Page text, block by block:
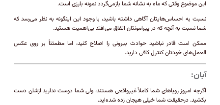
این موضوع وقتی که ماه به نشانه شما بازمی‌گردد نمونه بارزی است.
نسبت به احساس‌هایتان آگاهی داشته باشید، با وجود این اینگونه به نظر می‌رسد که
شما نسبت به آنچه که در پیرامونتان اتفاق می‌افتد بی‌اهمیت هستید.
ممکن است قادر نباشید حوادث بیرونی را اصلاح کنید، اما مطمئناً بر روی عکس
العمل‌های خودتان کنترل کافی دارید.
آبان:
اگرچه امروز رویاهای شما کاملاً غیرواقعی هستند، ولی شما دوست ندارید ازشان دست
بکشید. درحقیقت شما خیلی هیجان زده شده‌اید.